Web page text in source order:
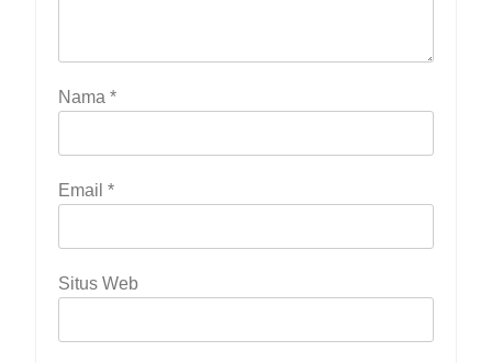
Nama *
Email *
Situs Web